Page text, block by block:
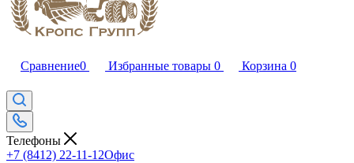
Сравнение0 Избранные товары 0 Корзина 0
Телефоны
+7 (8412) 22-11-12Офис